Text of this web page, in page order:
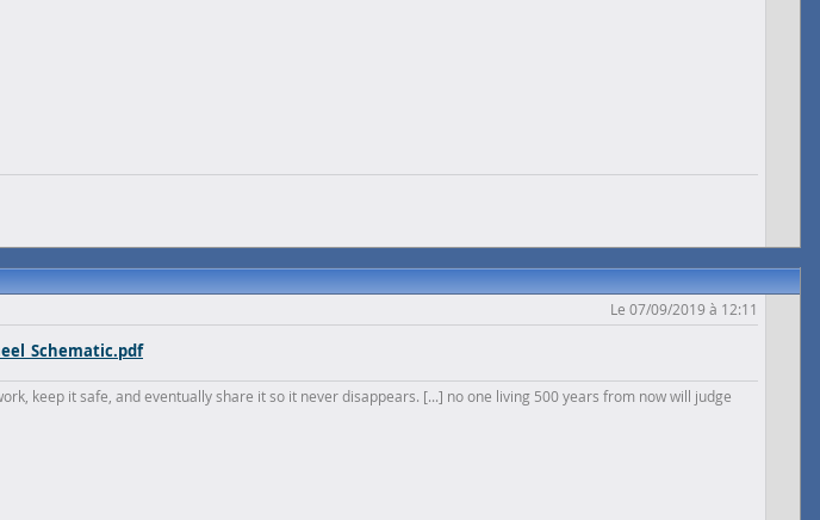
Le 07/09/2019 à 12:11
keep it safe, and eventually share it so it never disappears. [...] no one living 500 years from now will judge